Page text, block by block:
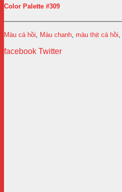
Color Palette #309
Màu cá hồi, Màu chanh, màu thịt cá hồi,
facebook Twitter